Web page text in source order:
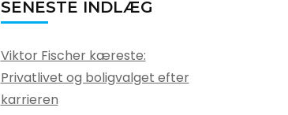
SENESTE INDLÆG
Viktor Fischer kæreste:
Privatlivet og boligvalget efter
karrieren